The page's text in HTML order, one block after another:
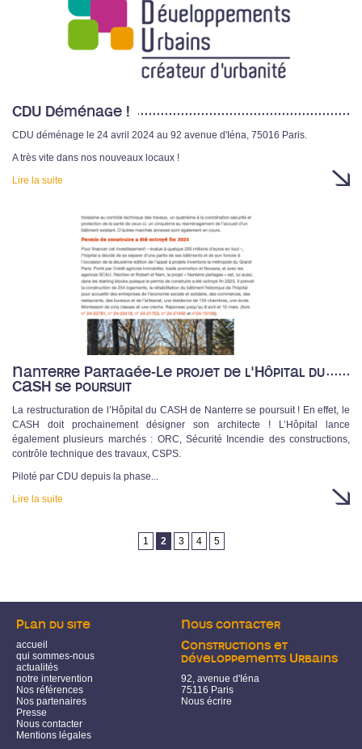
CDU Déménage !
CDU déménage le 24 avril 2024 au 92 avenue d'Iéna, 75016 Paris.
A très vite dans nos nouveaux locaux !
Lire la suite
Nanterre Partagée-Le projet de l'Hôpital du
CASH se poursuit
La restructuration de l’Hôpital du CASH de Nanterre se poursuit ! En effet, le
CASH doit prochainement désigner son architecte ! L’Hôpital lance
également plusieurs marchés : ORC, Sécurité Incendie des constructions,
contrôle technique des travaux, CSPS.
Piloté par CDU depuis la phase...
Lire la suite
1 2 3 4 5
Plan du site
accueil
qui sommes-nous
actualités
notre intervention
Nos références
Nos partenaires
Presse
Nous contacter
Mentions légales
Nous contacter
Constructions et
développements Urbains
92, avenue d'Iéna
75116 Paris
Nous écrire